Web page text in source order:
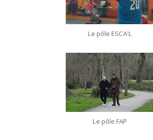
Le pôle ESCA'L
Le pôle FAP